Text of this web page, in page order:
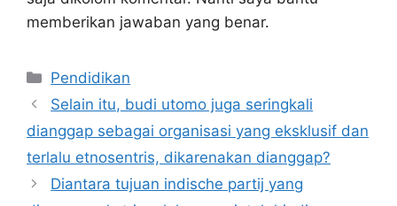
memberikan jawaban yang benar.
Kategori
Pendidikan
Selain itu, budi utomo juga seringkali
dianggap sebagai organisasi yang eksklusif dan
terlalu etnosentris, dikarenakan dianggap?
Diantara tujuan indische partij yang